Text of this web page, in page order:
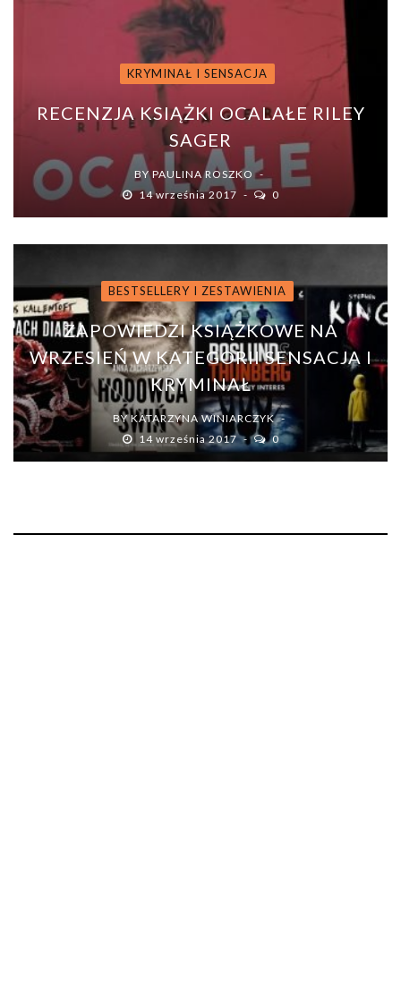
KRYMINAŁ I SENSACJA
RECENZJA KSIĄŻKI OCALAŁE RILEY
SAGER
BYPAULINA ROSZKO
14 września 2017
0
BESTSELLERY I ZESTAWIENIA
ZAPOWIEDZI KSIĄŻKOWE NA
WRZESIEŃ W KATEGORII SENSACJA I
KRYMINAŁ
BYKATARZYNA WINIARCZYK
14 września 2017
0